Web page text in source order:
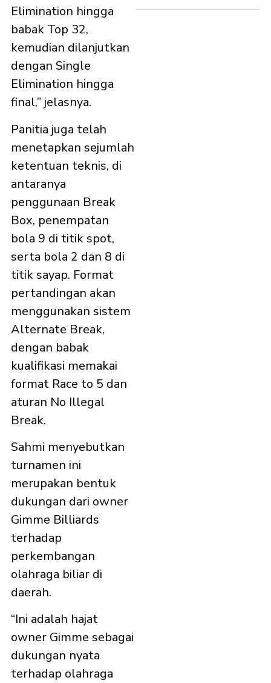
Elimination hingga
babak Top 32,
kemudian dilanjutkan
dengan Single
Elimination hingga
final,” jelasnya.
Panitia juga telah
menetapkan sejumlah
ketentuan teknis, di
antaranya
penggunaan Break
Box, penempatan
bola 9 di titik spot,
serta bola 2 dan 8 di
titik sayap. Format
pertandingan akan
menggunakan sistem
Alternate Break,
dengan babak
kualifikasi memakai
format Race to 5 dan
aturan No Illegal
Break.
Sahmi menyebutkan
turnamen ini
merupakan bentuk
dukungan dari owner
Gimme Billiards
terhadap
perkembangan
olahraga biliar di
daerah.
“Ini adalah hajat
owner Gimme sebagai
dukungan nyata
terhadap olahraga